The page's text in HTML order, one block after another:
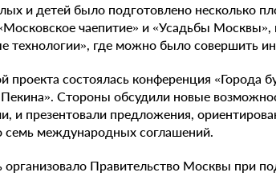
и детей было подготовлено несколько
чаепитие» и «Усадьбы Москвы»,
технологии», где можно было совершить
проекта состоялась конференция «Города
Стороны обсудили новые
и презентовали предложения,
семь международных соглашений.
организовало Правительство Москвы при